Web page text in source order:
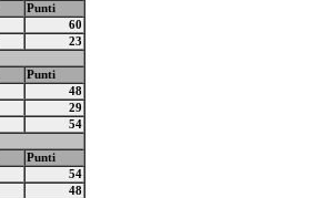
Punti
60
23
Punti
48
29
54
Punti
54
48